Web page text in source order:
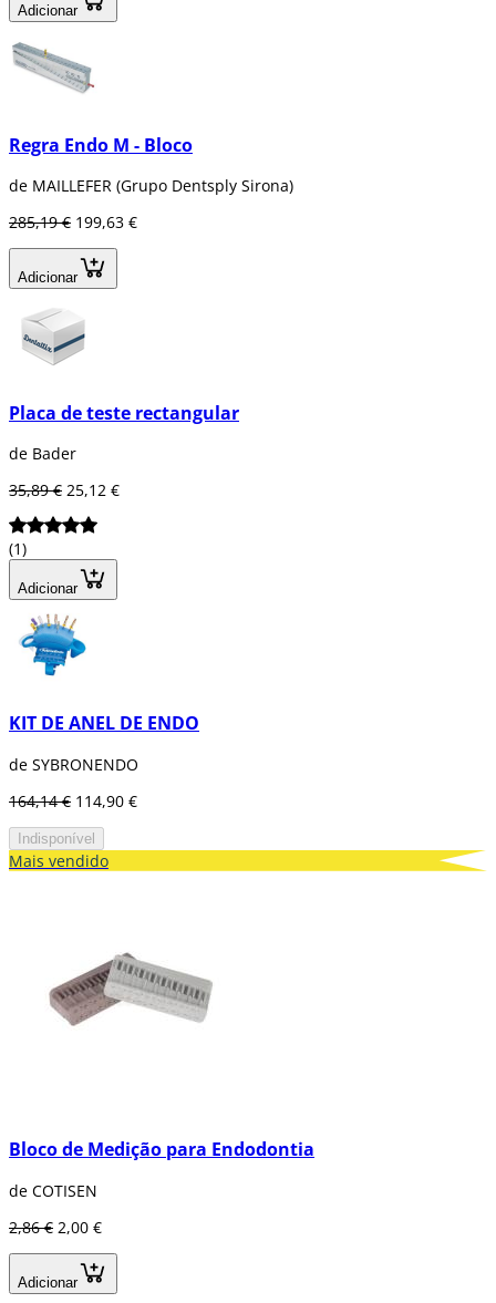
Adicionar
Regra Endo M - Bloco
de MAILLEFER (Grupo Dentsply Sirona)
285,19 € 199,63 €
Adicionar
Placa de teste rectangular
de Bader
35,89 € 25,12 €
(1)
Adicionar
KIT DE ANEL DE ENDO
de SYBRONENDO
164,14 € 114,90 €
Indisponível
Mais vendido
Bloco de Medição para Endodontia
de COTISEN
2,86 € 2,00 €
Adicionar